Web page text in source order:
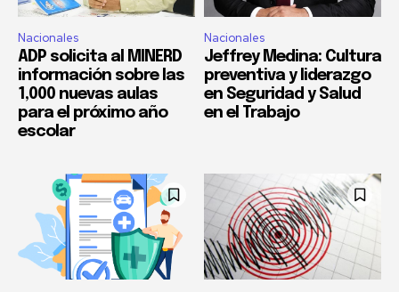
Nacionales
ADP solicita al MINERD
información sobre las
1,000 nuevas aulas
para el próximo año
escolar
Nacionales
Jeffrey Medina: Cultura
preventiva y liderazgo
en Seguridad y Salud
en el Trabajo